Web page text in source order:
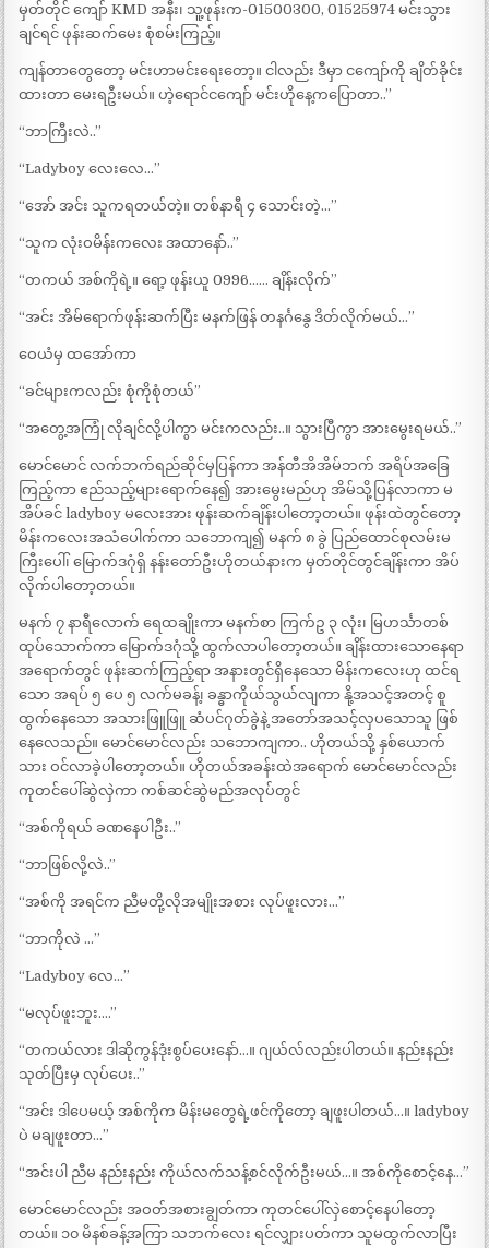
မှတ်တိုင် ကျော် KMD အနီး၊ သူ့ဖုန်းက-01500300, 01525974 မင်းသွား
ချင်ရင် ဖုန်းဆက်မေး စုံစမ်းကြည့်။
ကျန်တာတွေတော့ မင်းဟာမင်းရေးတော့။ ငါလည်း ဒီမှာ ငကျော်ကို ချိတ်ခိုင်း
ထားတာ မေးရဦးမယ်။ ဟဲ့ရောင်ငကျော် မင်းဟိုနေ့ကပြောတာ..”
“ဘာကြီးလဲ..”
“Ladyboy လေးလေ…”
“အော် အင်း သူကရတယ်တဲ့။ တစ်နာရီ ၄ သောင်းတဲ့…”
“သူက လုံးဝမိန်းကလေး အထာနော်..”
“တကယ် အစ်ကိုရဲ့။ ရော့ ဖုန်းယူ 0996…… ချိန်းလိုက်”
“အင်း အိမ်ရောက်ဖုန်းဆက်ပြီး မနက်ဖြန် တနင်္ဂနွေ ဒိတ်လိုက်မယ်…”
ဝေယံမှ ထအော်ကာ
“ခင်များကလည်း စုံကိုစုံတယ်”
“အတွေ့အကြုံ လိုချင်လို့ပါကွာ မင်းကလည်း..။ သွားပြီကွာ အားမွေးရမယ်..”
မောင်မောင် လက်ဘက်ရည်ဆိုင်မှပြန်ကာ အန်တီအိအိမ်ဘက် အရိပ်အခြေ
ကြည့်ကာ ဧည်သည့်များရောက်နေ၍ အားမွေးမည်ဟု အိမ်သို့ပြန်လာကာ မ
အိပ်ခင် ladyboy မလေးအား ဖုန်းဆက်ချိန်းပါတော့တယ်။ ဖုန်းထဲတွင်တော့
မိန်းကလေးအသံပေါက်ကာ သဘောကျ၍ မနက် ၈ ခွဲ ပြည်ထောင်စုလမ်းမ
ကြီးပေါ်၊ မြောက်ဒဂုံရှိ နန်းတော်ဦးဟိုတယ်နားက မှတ်တိုင်တွင်ချိန်းကာ အိပ်
လိုက်ပါတော့တယ်။
မနက် ၇ နာရီလောက် ရေထချိုးကာ မနက်စာ ကြက်ဥ ၃ လုံး၊ မြဟင်္သာတစ်
ထုပ်သောက်ကာ မြောက်ဒဂုံသို့ ထွက်လာပါတော့တယ်။ ချိန်းထားသောနေရာ
အရောက်တွင် ဖုန်းဆက်ကြည့်ရာ အနားတွင်ရှိနေသော မိန်းကလေးဟု ထင်ရ
သော အရပ် ၅ ပေ ၅ လက်မခန့်၊ ခန္ဓာကိုယ်သွယ်လျကာ နို့အသင့်အတင့် စူ
ထွက်နေသော အသားဖြူဖြူ ဆံပင်ဂုတ်ခွဲနဲ့ အတော်အသင့်လှပသောသူ ဖြစ်
နေလေသည်။ မောင်မောင်လည်း သဘောကျကာ.. ဟိုတယ်သို့ နှစ်ယောက်
သား ဝင်လာခဲ့ပါတော့တယ်။ ဟိုတယ်အခန်းထဲအရောက် မောင်မောင်လည်း
ကုတင်ပေါ်ဆွဲလှဲကာ ကစ်ဆင်ဆွဲမည်အလုပ်တွင်
“အစ်ကိုရယ် ခဏနေပါဦး..”
“ဘာဖြစ်လို့လဲ..”
“အစ်ကို အရင်က ညီမတို့လိုအမျိုးအစား လုပ်ဖူးလား…”
“ဘာကိုလဲ …”
“Ladyboy လေ…”
“မလုပ်ဖူးဘူး….”
“တကယ်လား ဒါဆိုကွန်ဒုံးစွပ်ပေးနော်…။ ဂျယ်လ်လည်းပါတယ်။ နည်းနည်း
သုတ်ပြီးမှ လုပ်ပေး..”
“အင်း ဒါပေမယ့် အစ်ကိုက မိန်းမတွေရဲ့ဖင်ကိုတော့ ချဖူးပါတယ်…။ ladyboy
ပဲ မချဖူးတာ…”
“အင်းပါ ညီမ နည်းနည်း ကိုယ်လက်သန့်စင်လိုက်ဦးမယ်…။ အစ်ကိုစောင့်နေ…”
မောင်မောင်လည်း အဝတ်အစားချွတ်ကာ ကုတင်ပေါ်လှဲစောင့်နေပါတော့
တယ်။ ၁၀ မိနစ်ခန့်အကြာ သဘက်လေး ရင်လျှားပတ်ကာ သူမထွက်လာပြီး